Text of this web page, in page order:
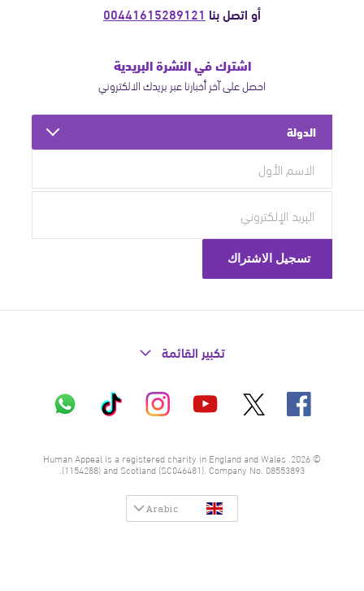
أو اتصل بنا 00441615289121
اشترك في النشرة البريدية
احصل على آخر أخبارنا عبر بريدك الالكتروني
الدولة
تكبير القائمة
فيسبوك يوتيوب إنستاغرام تيك
توك
واتساب
© 2026. Human Appeal is a registered charity in England and Wales
(1154288) and Scotland (SC046481). Company No. 08553893.
Arabic